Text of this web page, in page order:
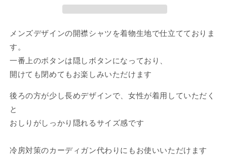
シ
ツ
サ
イ
ズ
の
量
ン
シ
ツ
サ
イ
ズ
の
量
メンズデザインの開襟シャツを着物生地で仕立てておりま
す。
一番上のボタンは隠しボタンになっており、
開けても閉めてもお楽しみいただけます
後ろの方が少し長めデザインで、女性が着用していただく
と
おしりがしっかり隠れるサイズ感です
冷房対策のカーディガン代わりにもお使いいただけます